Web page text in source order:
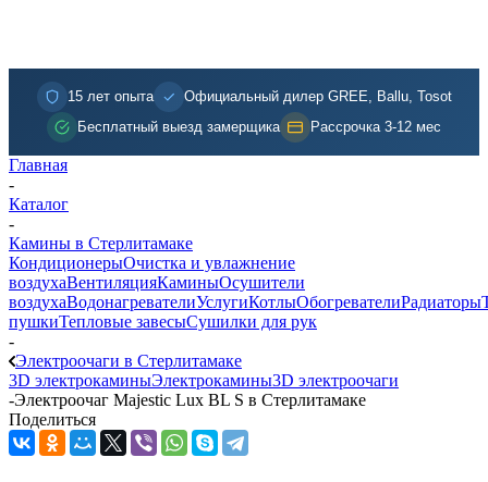
15 лет опыта
Официальный дилер GREE, Ballu, Tosot
Бесплатный выезд замерщика
Рассрочка 3-12 мес
Главная
-
Каталог
-
Камины в Стерлитамаке
КондиционерыОчистка и увлажнение
воздухаВентиляцияКаминыОсушители
воздухаВодонагревателиУслугиКотлыОбогревателиРадиаторы
пушкиТепловые завесыСушилки для рук
-
Электроочаги в Стерлитамаке
3D электрокаминыЭлектрокамины3D электроочаги
-Электроочаг Majestic Lux BL S в Стерлитамаке
Поделиться